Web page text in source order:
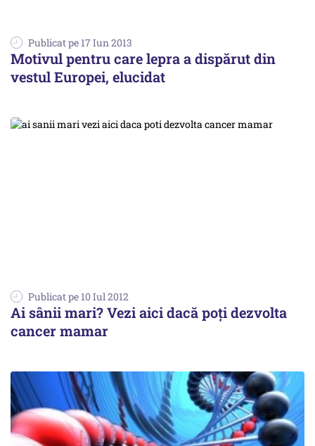
Publicat pe 17 Iun 2013
Motivul pentru care lepra a dispărut din
vestul Europei, elucidat
Publicat pe 10 Iul 2012
Ai sânii mari? Vezi aici dacă poţi dezvolta
cancer mamar